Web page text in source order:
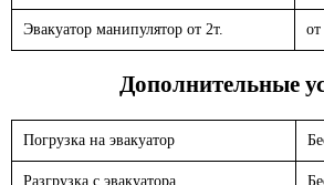
Эвакуатор манипулятор от 2т. от
Дополнительные
Погрузка на эвакуатор
Разгрузка с эвакуатора